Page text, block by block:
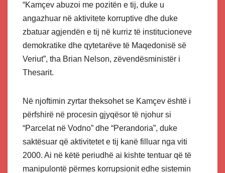
“Kamçev abuzoi me pozitën e tij, duke u
angazhuar në aktivitete korruptive dhe duke
zbatuar agjendën e tij në kurriz të institucioneve
demokratike dhe qytetarëve të Maqedonisë së
Veriut”, tha Brian Nelson, zëvendësministër i
Thesarit.
Në njoftimin zyrtar theksohet se Kamçev është i
përfshirë në procesin gjyqësor të njohur si
“Parcelat në Vodno” dhe “Perandoria”, duke
saktësuar që aktivitetet e tij kanë filluar nga viti
2000. Ai në këtë periudhë ai kishte tentuar që të
manipulontë përmes korrupsionit edhe sistemin